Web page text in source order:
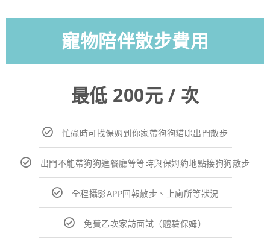
寵物陪伴散步費用
最低 200元 / 次
忙碌時可找保姆到你家帶狗狗貓咪出門散步
出門不能帶狗狗進餐廳等等時與保姆約地點接狗狗散步
全程攝影APP回報散步、上廁所等狀況
免費乙次家訪面試（體驗保姆）